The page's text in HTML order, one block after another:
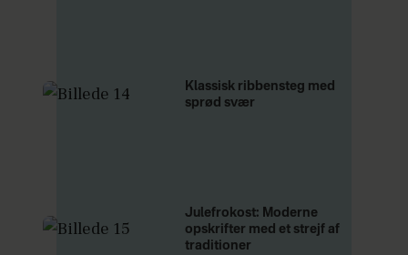
Klassisk ribbensteg med
sprød svær
Julefrokost: Moderne
opskrifter med et strejf af
traditioner